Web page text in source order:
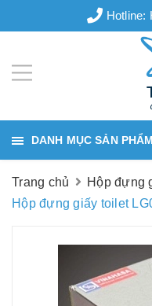
Hotline:
DANH MỤC SẢN PHẨM
Trang chủ
Hộp đựng
Hộp đựng giấy toilet